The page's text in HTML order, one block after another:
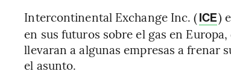
Intercontinental Exchange Inc. (ICE)
en sus futuros sobre el gas en
llevaran a algunas empresas a frenar
el asunto.